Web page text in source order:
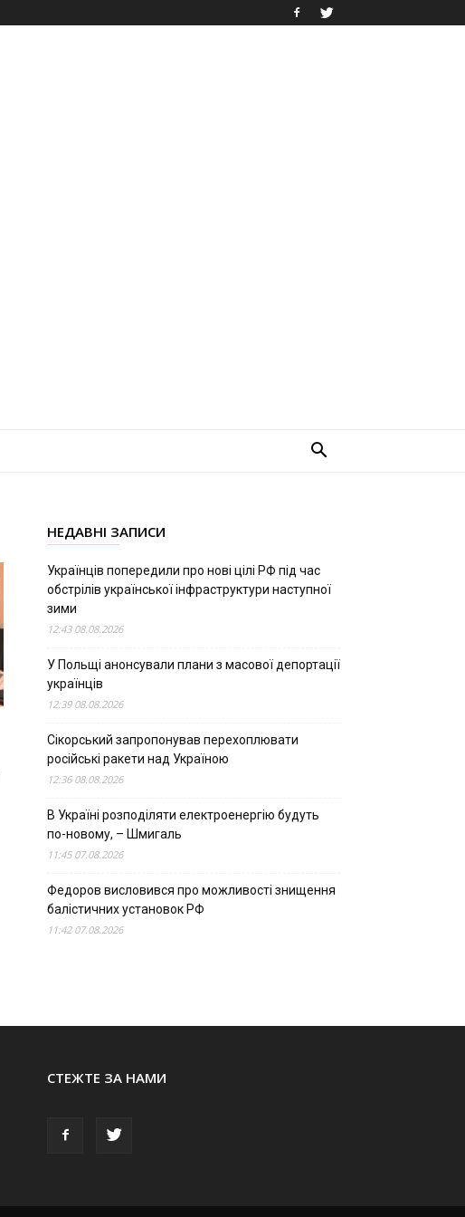
НЕДАВНІ ЗАПИСИ
Українців попередили про нові цілі РФ під час
обстрілів української інфраструктури наступної
зими
12:43 08.08.2026
У Польщі анонсували плани з масової депортації
українців
12:39 08.08.2026
Сікорський запропонував перехоплювати
російські ракети над Україною
12:36 08.08.2026
В Україні розподіляти електроенергію будуть
по-новому, – Шмигаль
11:45 07.08.2026
Федоров висловився про можливості знищення
балістичних установок РФ
11:42 07.08.2026
СТЕЖТЕ ЗА НАМИ